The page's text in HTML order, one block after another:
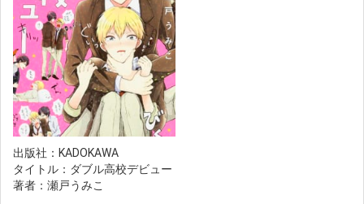
出版社：KADOKAWA
タイトル：ダブル高校デビュー
著者：瀬戸うみこ